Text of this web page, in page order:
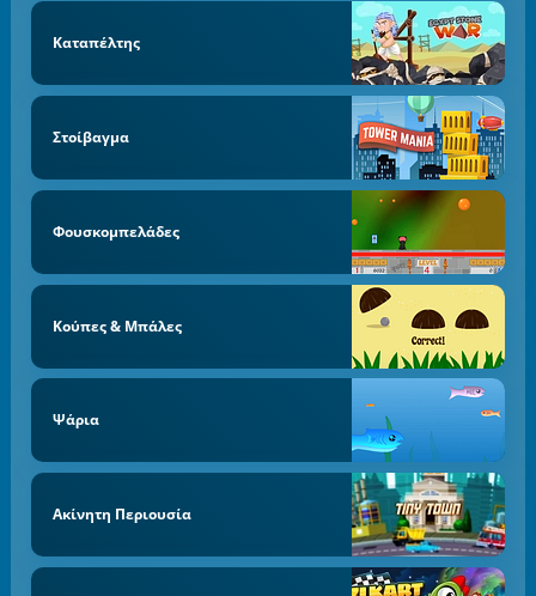
Καταπέλτης
Στοίβαγμα
Φουσκομπελάδες
Κούπες & Μπάλες
Ψάρια
Ακίνητη Περιουσία